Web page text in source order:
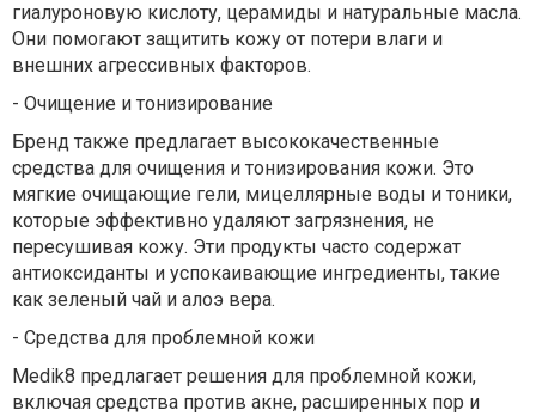
гиалуроновую кислоту, церамиды и натуральные масла.
Они помогают защитить кожу от потери влаги и
внешних агрессивных факторов.
- Очищение и тонизирование
Бренд также предлагает высококачественные
средства для очищения и тонизирования кожи. Это
мягкие очищающие гели, мицеллярные воды и тоники,
которые эффективно удаляют загрязнения, не
пересушивая кожу. Эти продукты часто содержат
антиоксиданты и успокаивающие ингредиенты, такие
как зеленый чай и алоэ вера.
- Средства для проблемной кожи
Medik8 предлагает решения для проблемной кожи,
включая средства против акне, расширенных пор и